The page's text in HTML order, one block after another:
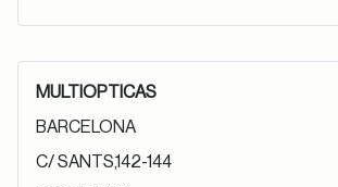
MULTIOPTICAS
BARCELONA
C/ SANTS,142-144